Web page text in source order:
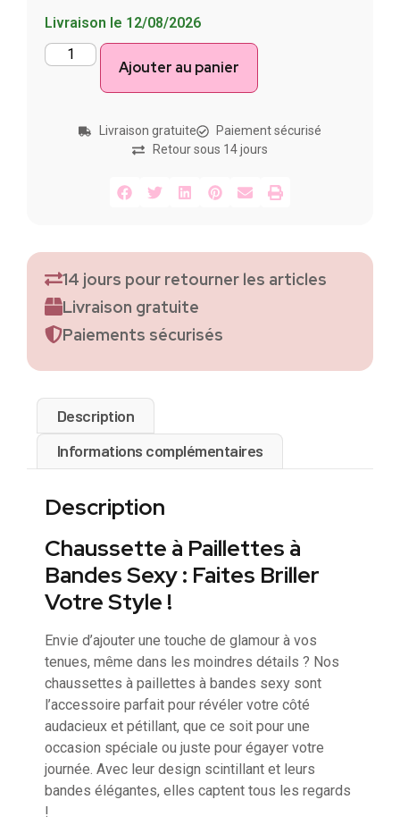
Livraison le 12/08/2026
Ajouter au panier
Livraison gratuite
Paiement sécurisé
Retour sous 14 jours
14 jours pour retourner les articles
Livraison gratuite
Paiements sécurisés
Description
Informations complémentaires
Description
Chaussette à Paillettes à
Bandes Sexy : Faites Briller
Votre Style !
Envie d’ajouter une touche de glamour à vos
tenues, même dans les moindres détails ? Nos
chaussettes à paillettes à bandes sexy sont
l’accessoire parfait pour révéler votre côté
audacieux et pétillant, que ce soit pour une
occasion spéciale ou juste pour égayer votre
journée. Avec leur design scintillant et leurs
bandes élégantes, elles captent tous les regards
!